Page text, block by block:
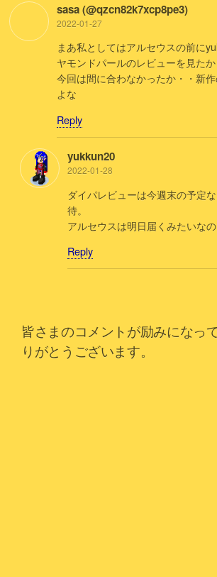
sasa (@qzcn82k7xcp8pe3)
2022-01-27
まあ私としてはアルセウスの前に
ヤモンドパールのレビューを見た
今回は間に合わなかったか・・新
よな
Reply
yukkun20
2022-01-28
ダイパレビューは今週末の予定
待。
アルセウスは明日届くみたいなの
Reply
皆さまのコメントが励みになっ
りがとうございます。